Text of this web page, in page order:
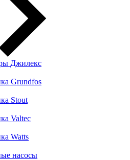
Джилекс
Grundfos
Stout
Valtec
Watts
насосы